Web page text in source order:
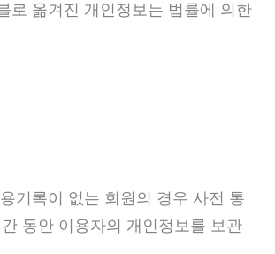
로 옮겨진 개인정보는 법률에 의한
기록이 없는 회원의 경우 사전 통
동안 이용자의 개인정보를 보관